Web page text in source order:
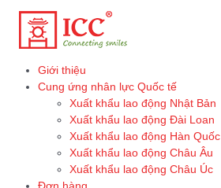
Skip
content
Giới thiệu
Cung ứng nhân lực Quốc tế
Xuất khẩu lao động Nhật Bản
Xuất khẩu lao động Đài Loan
Xuất khẩu lao động Hàn Quốc
Xuất khẩu lao động Châu Âu
Xuất khẩu lao động Châu Úc